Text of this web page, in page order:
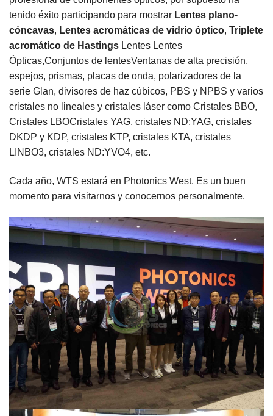
tenido éxito participando para mostrar Lentes plano-
cóncavas, Lentes acromáticas de vidrio óptico, Triplete
acromático de Hastings Lentes Lentes
Ópticas,Conjuntos de lentesVentanas de alta precisión,
espejos, prismas, placas de onda, polarizadores de la
serie Glan, divisores de haz cúbicos, PBS y NPBS y varios
cristales no lineales y cristales láser como Cristales BBO,
Cristales LBOCristales YAG, cristales ND:YAG, cristales
DKDP y KDP, cristales KTP, cristales KTA, cristales
LINBO3, cristales ND:YVO4, etc.
Cada año, WTS estará en Photonics West. Es un buen
momento para visitarnos y conocernos personalmente.